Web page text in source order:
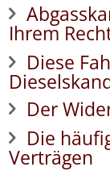
Ihrem
Diese
Der
Die
Verträgen